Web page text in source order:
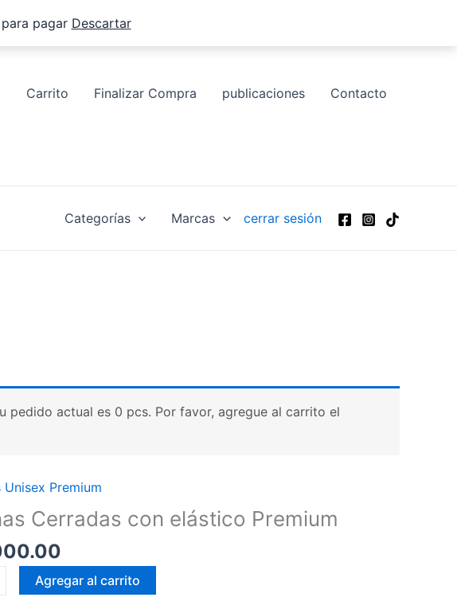
pagar Descartar
Carrito Finalizar Compra publicaciones Contacto
Categorías Marcas cerrar sesión
actual es 0 pcs. Por favor, agregue al carrito el
Unisex Premium
Cerradas con elástico Premium
Agregar al carrito